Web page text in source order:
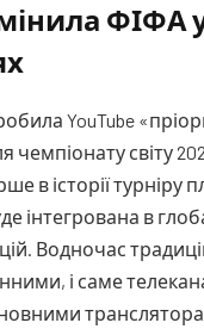
ФІФА
YouTube
світу
в історії турніру
інтегрована в
Водночас
і саме